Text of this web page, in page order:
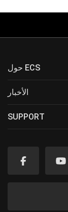
حول ECS
الأخبار
SUPPORT